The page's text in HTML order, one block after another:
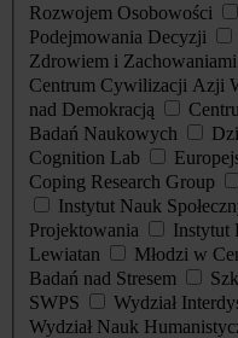
Rozwojem Osobowości
Podejmowania Decyzji
Zdrowiem i
Centrum Cywilizacji Azji
nad Demokracją
Badań Naukowych
Cognition Lab
Coping Research Group
Instytut Nauk
Projektowania
Instytut
Lewiatan
Młodzi w
Badań nad Stresem
SWPS
Wydział
Wydział Nauk